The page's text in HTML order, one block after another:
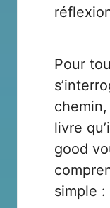
Pour
livre
good
simple :